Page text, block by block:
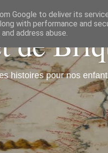
de
histoires pour nos
Google to deliver its
with performance and
address abuse.